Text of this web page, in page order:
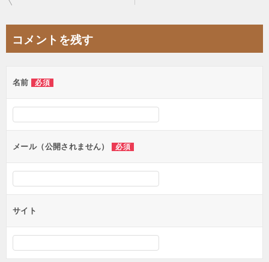
ビ
ー
シ
ン
コメントを残す
名前 必須
メール（公開されません） 必須
サイト